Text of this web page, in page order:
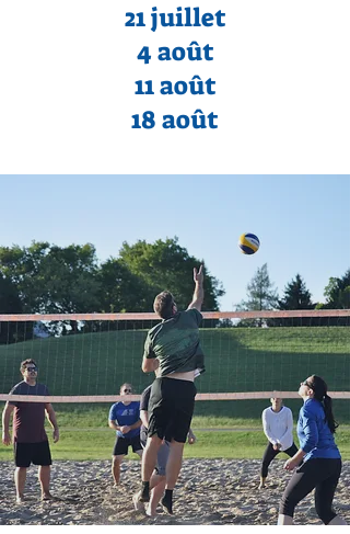
21 juillet
4 août
11 août
18 août